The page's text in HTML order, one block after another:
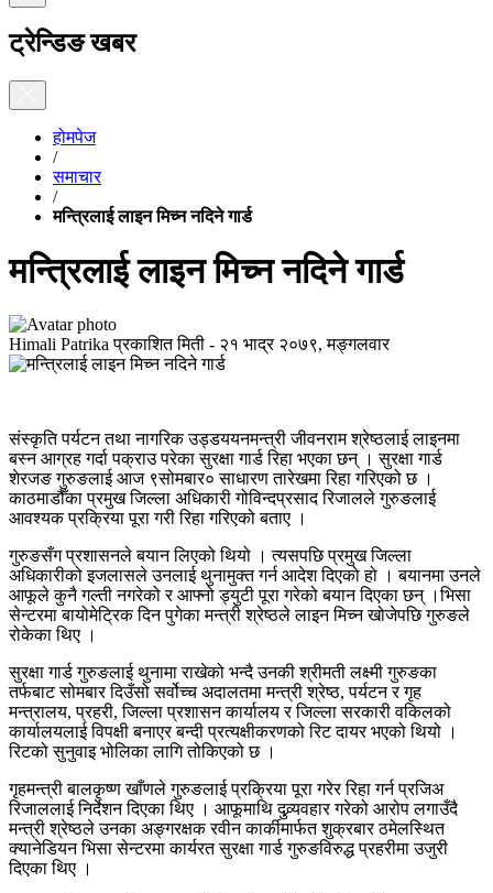
ट्रेन्डिङ खबर
होमपेज
/
समाचार
/
मन्त्रिलाई लाइन मिच्न नदिने गार्ड
मन्त्रिलाई लाइन मिच्न नदिने गार्ड
Himali Patrika प्रकाशित मिती - २१ भाद्र २०७९, मङ्गलवार
संस्कृति पर्यटन तथा नागरिक उड्डययनमन्त्री जीवनराम श्रेष्ठलाई लाइनमा
बस्न आग्रह गर्दा पक्राउ परेका सुरक्षा गार्ड रिहा भएका छन् । सुरक्षा गार्ड
शेरजङ गुरुङलाई आज ९सोमबार० साधारण तारेखमा रिहा गरिएको छ ।
काठमाडौँका प्रमुख जिल्ला अधिकारी गोविन्दप्रसाद रिजालले गुरुङलाई
आवश्यक प्रक्रिया पूरा गरी रिहा गरिएको बताए ।
गुरुङसँग प्रशासनले बयान लिएको थियो । त्यसपछि प्रमुख जिल्ला
अधिकारीको इजलासले उनलाई थुनामुक्त गर्न आदेश दिएको हो । बयानमा उनले
आफूले कुनै गल्ती नगरेको र आफ्नो ड्युटी पूरा गरेको बयान दिएका छन् ।भिसा
सेन्टरमा बायोमेट्रिक दिन पुगेका मन्त्री श्रेष्ठले लाइन मिच्न खोजेपछि गुरुङले
रोकेका थिए ।
सुरक्षा गार्ड गुरुङलाई थुनामा राखेको भन्दै उनकी श्रीमती लक्ष्मी गुरुङका
तर्फबाट सोमबार दिउँसो सर्वोच्च अदालतमा मन्त्री श्रेष्ठ, पर्यटन र गृह
मन्त्रालय, प्रहरी, जिल्ला प्रशासन कार्यालय र जिल्ला सरकारी वकिलको
कार्यालयलाई विपक्षी बनाएर बन्दी प्रत्यक्षीकरणको रिट दायर भएको थियो ।
रिटको सुनुवाइ भोलिका लागि तोकिएको छ ।
गृहमन्त्री बालकृष्ण खाँणले गुरुङलाई प्रक्रिया पूरा गरेर रिहा गर्न प्रजिअ
रिजाललाई निर्देशन दिएका थिए । आफूमाथि दुव्र्यवहार गरेको आरोप लगाउँदै
मन्त्री श्रेष्ठले उनका अङ्गरक्षक रवीन कार्कीमार्फत शुक्रबार ठमेलस्थित
क्यानेडियन भिसा सेन्टरमा कार्यरत सुरक्षा गार्ड गुरुङविरुद्ध प्रहरीमा उजुरी
दिएका थिए ।